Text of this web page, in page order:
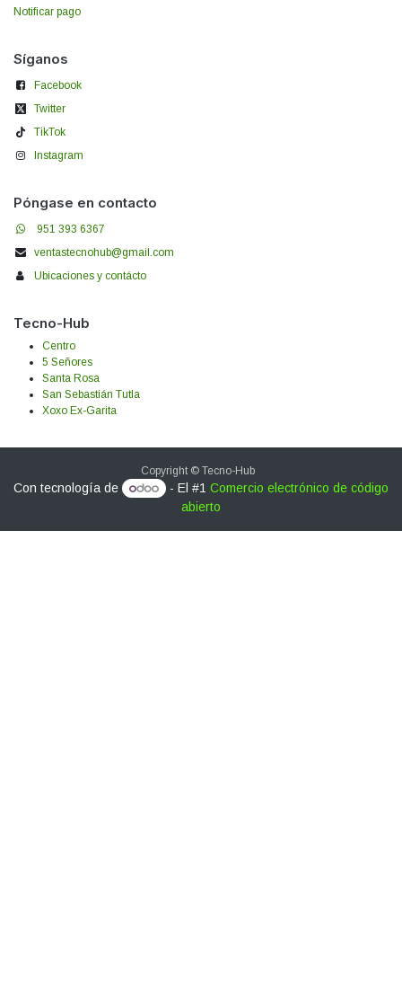
Notificar pago
Síganos
Facebook
Twitter
TikTok
Instagram
Póngase en contacto
951 393 6367
ventastecnohub@gmail.com
Ubicaciones y contácto
Tecno-Hub
Centro
5 Señores
Santa Rosa
San Sebastián Tutla
Xoxo Ex-Garita
Copyright © Tecno-Hub
Con tecnología de - El #1 Comercio electrónico de código
abierto